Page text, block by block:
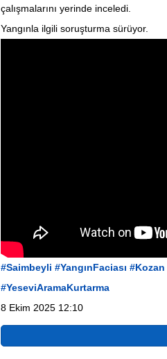
çalışmalarını yerinde inceledi.
Yangınla ilgili soruşturma sürüyor.
#Saimbeyli #YangınFaciası #Kozan
#YeseviAramaKurtarma
8 Ekim 2025 12:10